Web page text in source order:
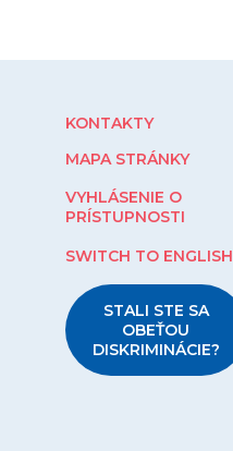
KONTAKTY
MAPA STRÁNKY
VYHLÁSENIE O
PRÍSTUPNOSTI
SWITCH TO ENGLISH
STALI STE SA
OBEŤOU
DISKRIMINÁCIE?